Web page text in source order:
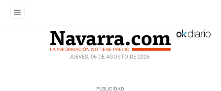
JUEVES, 06 DE AGOSTO DE 2026